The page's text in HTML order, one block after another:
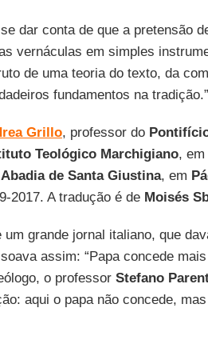
dar conta de que a pretensão
vernáculas em simples
de uma teoria do texto, da
fundamentos na tradição.”
Grillo, professor do
Teológico Marchigiano, em
de Santa Giustina, em
2017. A tradução é de Moisés
grande jornal italiano, que
assim: “Papa concede
o professor Stefano
aqui o papa não concede, mas